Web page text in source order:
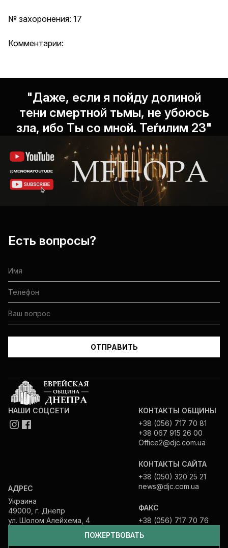
№ захоронения: 17
Комментарии:
"Даже, если я пойду долиной
тени смертной тьмы, не убоюсь
зла, ибо Ты со мной. Теѓилим 23"
Есть вопросы?
ПОЖЕРТВОВАТЬ
НАШИ СОЦСЕТИ
АДРЕС
Украина
49000, г. Днепр
ул. Шолом Алейхема, 4
КОНТАКТЫ ОБЩИНЫ
+38 (056) 717 70 81
+38 067 915 26 00
Office2@djc.com.ua
КОНТАКТЫ САЙТА
+38 (050) 320 25 21
news@djc.com.ua
ФАКС
+38 (056) 717 70 76